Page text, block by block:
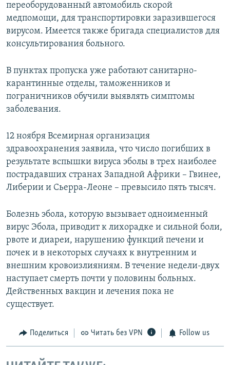
переоборудованный автомобиль скорой
медпомощи, для транспортировки заразившегося
вирусом. Имеется также бригада специалистов для
консультирования больного.
В пунктах пропуска уже работают санитарно-
карантинные отделы, таможенников и
пограничников обучили выявлять симптомы
заболевания.
12 ноября Всемирная организация
здравоохранения заявила, что число погибших в
результате вспышки вируса эболы в трех наиболее
пострадавших странах Западной Африки – Гвинее,
Либерии и Сьерра-Леоне – превысило пять тысяч.
Болезнь эбола, которую вызывает одноименный
вирус Эбола, приводит к лихорадке и сильной боли,
рвоте и диареи, нарушению функций печени и
почек и в некоторых случаях к внутренним и
внешним кровоизлияниям. В течение недели-двух
наступает смерть почти у половины больных.
Действенных вакцин и лечения пока не
существует.
Поделиться Читать без VPN Follow us